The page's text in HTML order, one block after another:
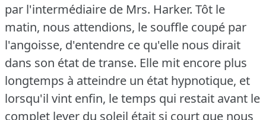
par l'intermédiaire de Mrs. Harker. Tôt le
matin, nous attendions, le souffle coupé par
l'angoisse, d'entendre ce qu'elle nous dirait
dans son état de transe. Elle mit encore plus
longtemps à atteindre un état hypnotique, et
lorsqu'il vint enfin, le temps qui restait avant le
complet lever du soleil était si court que nous